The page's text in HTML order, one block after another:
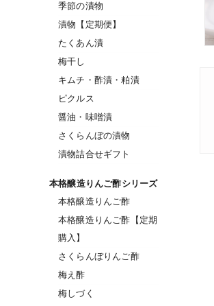
季節の漬物
漬物【定期便】
たくあん漬
梅干し
キムチ・酢漬・粕漬
ピクルス
醤油・味噌漬
さくらんぼの漬物
漬物詰合せギフト
本格醸造りんご酢シリーズ
本格醸造りんご酢
本格醸造りんご酢【定期
購入】
さくらんぼりんご酢
梅え酢
梅しづく